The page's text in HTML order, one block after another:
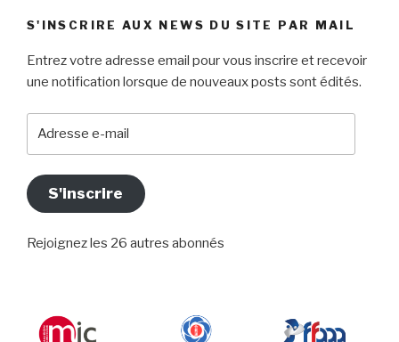
S'INSCRIRE AUX NEWS DU SITE PAR MAIL
Entrez votre adresse email pour vous inscrire et recevoir
une notification lorsque de nouveaux posts sont édités.
S'inscrire
Rejoignez les 26 autres abonnés